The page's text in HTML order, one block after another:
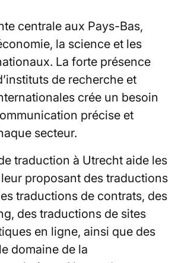
centrale aux Pays-Bas,
la science et les
La forte présence
de recherche et
crée un besoin
précise et
secteur.
traduction à Utrecht aide les
proposant des traductions
traductions de contrats, des
des traductions de sites
en ligne, ainsi que des
domaine de la